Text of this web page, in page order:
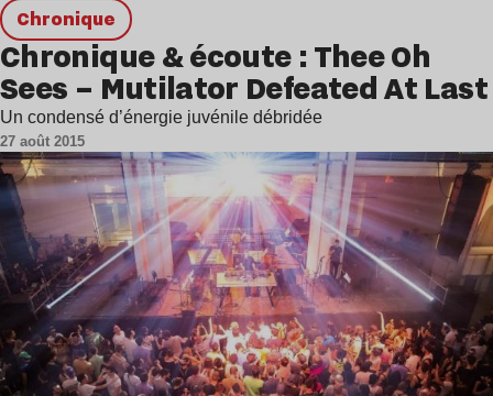
chronique
Chronique & écoute : Thee Oh
Sees – Mutilator Defeated At Last
Un condensé d’énergie juvénile débridée
27 août 2015